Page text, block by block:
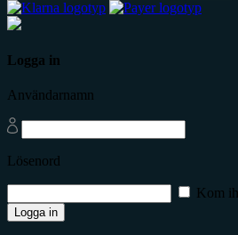
Logga in
Användarnamn
Lösenord
Kom
Logga in